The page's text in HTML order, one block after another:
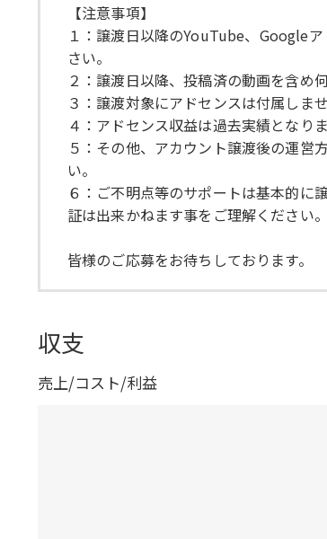
【注意事項】
１：譲渡日以降のYouTube、Google
さい。
２：譲渡日以降、投稿済の動画を含め
３：譲渡対象にアドセンスは付属しま
４：アドセンス収益は過去実績となり
５：その他、アカウント譲渡後の運営
い。
６：ご不明点等のサポートは基本的に
証は出来かねます事をご理解ください。
皆様のご応募をお待ちしております。
収支
売上/コスト/利益